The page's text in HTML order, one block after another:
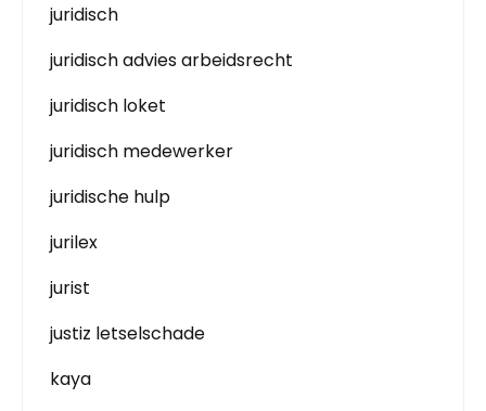
juridisch
juridisch advies arbeidsrecht
juridisch loket
juridisch medewerker
juridische hulp
jurilex
jurist
justiz letselschade
kaya